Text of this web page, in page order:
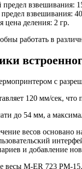
взвешивания:
взвешивания:
цена деления: 2 гр.
работать в
с
120 мм/сек,
до 54 мм, а
весов
и добавление
весы M-ER 723 PM-